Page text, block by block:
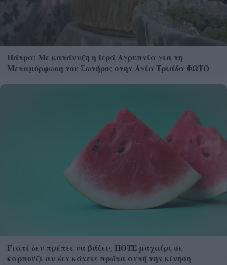
Πάτρα: Με κατάνυξη η Ιερά Αγρυπνία για τη
Μεταμόρφωση του Σωτήρος στην Αγία Τριάδα ΦΩΤΟ
Γιατί δεν πρέπει να βάζεις ΠΟΤΕ μαχαίρι σε
καρπούζι αν δεν κάνεις πρώτα αυτή την κίνηση